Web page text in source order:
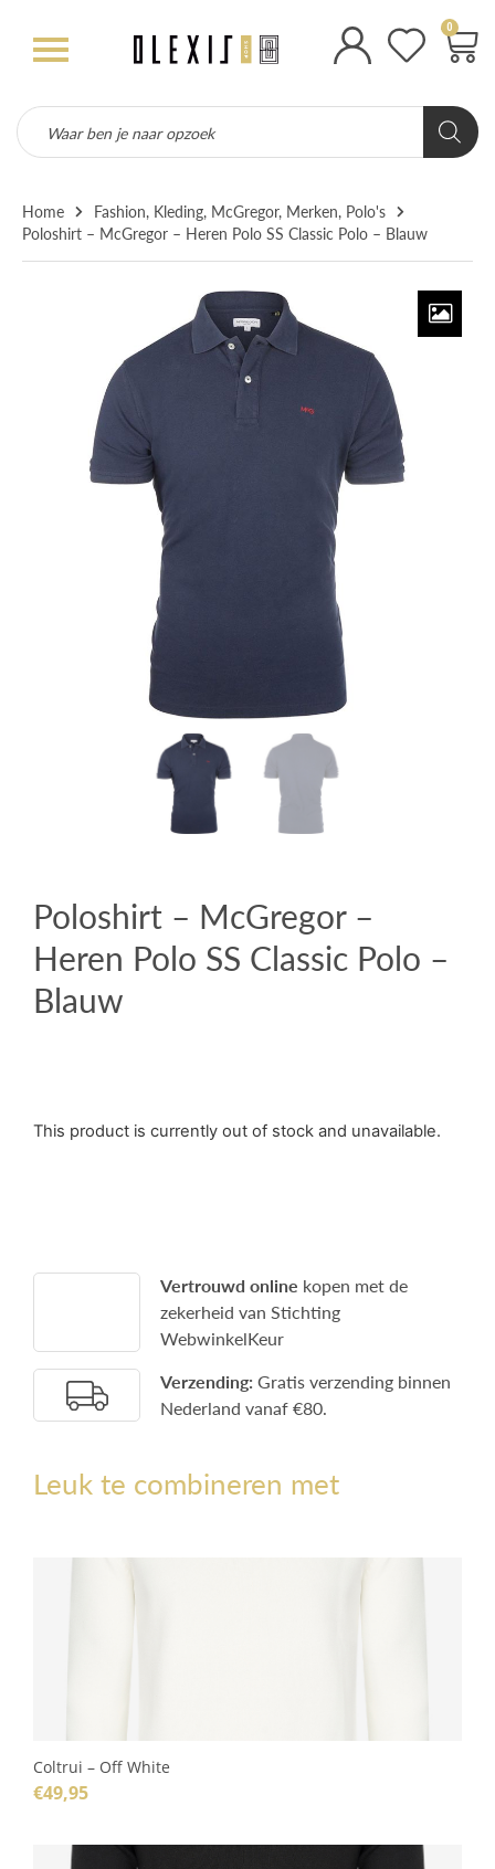
0
Home Fashion, Kleding, McGregor, Merken, Polo's
Poloshirt – McGregor – Heren Polo SS Classic Polo – Blauw
Poloshirt – McGregor –
Heren Polo SS Classic Polo –
Blauw
This product is currently out of stock and unavailable.
Vertrouwd online kopen met de
zekerheid van Stichting
WebwinkelKeur
Verzending: Gratis verzending binnen
Nederland vanaf €80.
Leuk te combineren met
Coltrui – Off White
€49,95